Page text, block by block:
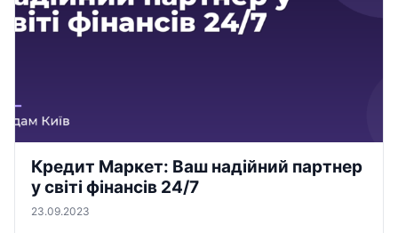
Кредит Маркет: Ваш надійний партнер
у світі фінансів 24/7
23.09.2023